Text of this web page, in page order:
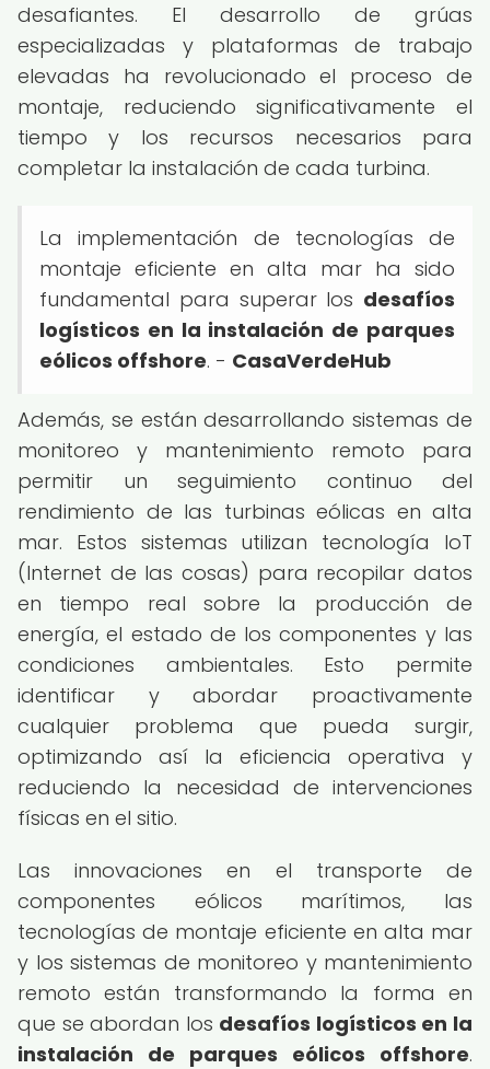
desafiantes. El desarrollo de grúas
especializadas y plataformas de trabajo
elevadas ha revolucionado el proceso de
montaje, reduciendo significativamente el
tiempo y los recursos necesarios para
completar la instalación de cada turbina.
La implementación de tecnologías de
montaje eficiente en alta mar ha sido
fundamental para superar los desafíos
logísticos en la instalación de parques
eólicos offshore. - CasaVerdeHub
Además, se están desarrollando sistemas de
monitoreo y mantenimiento remoto para
permitir un seguimiento continuo del
rendimiento de las turbinas eólicas en alta
mar. Estos sistemas utilizan tecnología IoT
(Internet de las cosas) para recopilar datos
en tiempo real sobre la producción de
energía, el estado de los componentes y las
condiciones ambientales. Esto permite
identificar y abordar proactivamente
cualquier problema que pueda surgir,
optimizando así la eficiencia operativa y
reduciendo la necesidad de intervenciones
físicas en el sitio.
Las innovaciones en el transporte de
componentes eólicos marítimos, las
tecnologías de montaje eficiente en alta mar
y los sistemas de monitoreo y mantenimiento
remoto están transformando la forma en
que se abordan los desafíos logísticos en la
instalación de parques eólicos offshore.